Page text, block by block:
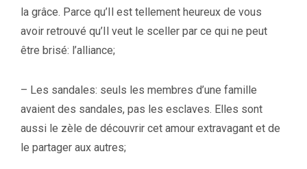
la grâce. Parce qu’Il est tellement heureux de vous
avoir retrouvé qu’Il veut le sceller par ce qui ne peut
être brisé: l’alliance;
– Les sandales: seuls les membres d’une famille
avaient des sandales, pas les esclaves. Elles sont
aussi le zèle de découvrir cet amour extravagant et de
le partager aux autres;